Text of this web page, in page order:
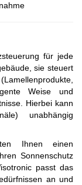
für jede
sie steuert
Weise und
Hierbei kann
unabhängig
Ihnen einen
Sonnenschutz
passt das
an und